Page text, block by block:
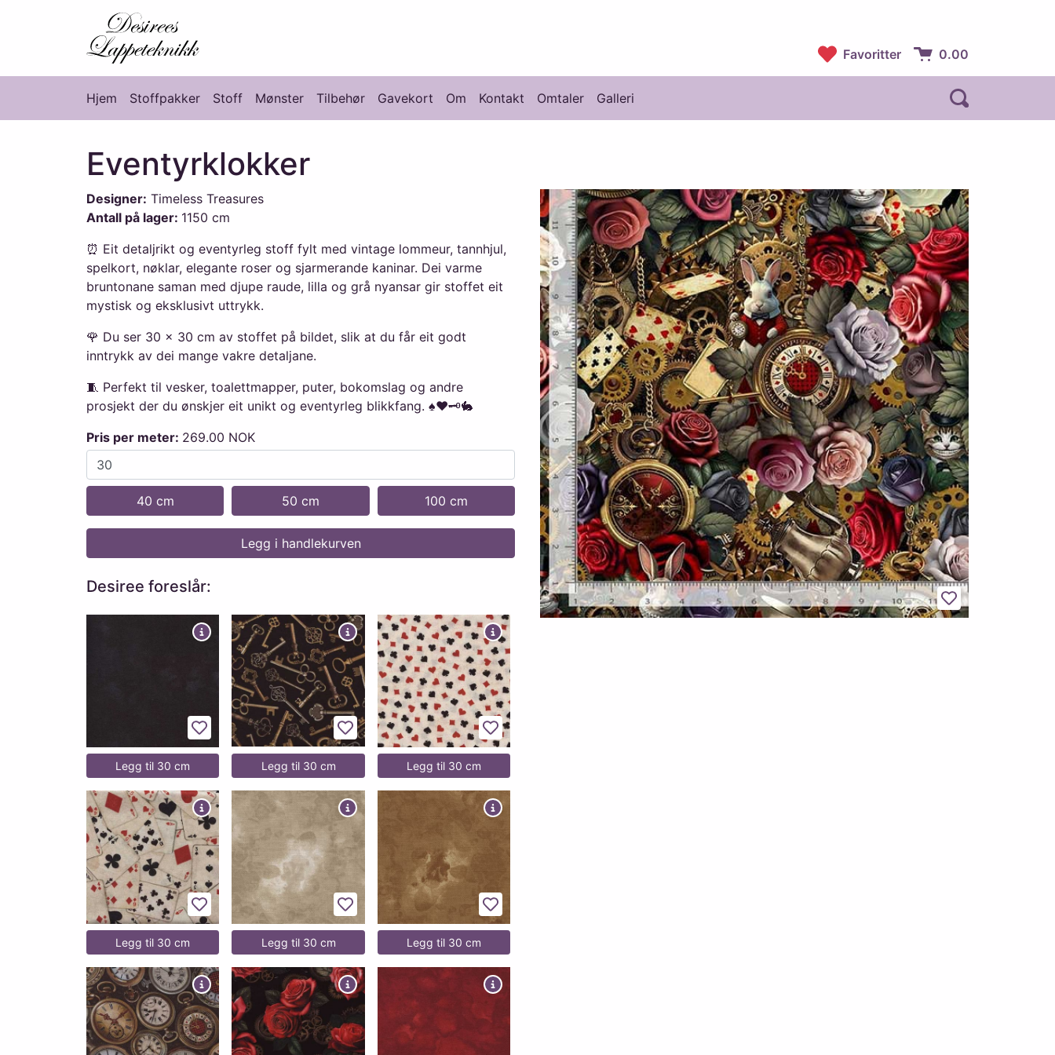
Desirees Lappeteknikk
Favoritter
Handlekurv:
0.00
Hovedmeny
Hjem Stoffpakker Stoff Mønster Tilbehør Gavekort Om Kontakt Omtaler Galleri
Eventyrklokker
Legg til favoritter
Designer: Timeless Treasures
Antall på lager: 1150 cm
⏰ Eit detaljrikt og eventyrleg stoff fylt med vintage lommeur, tannhjul,
spelkort, nøklar, elegante roser og sjarmerande kaninar. Dei varme
bruntonane saman med djupe raude, lilla og grå nyansar gir stoffet eit
mystisk og eksklusivt uttrykk.
🌹 Du ser 30 × 30 cm av stoffet på bildet, slik at du får eit godt
inntrykk av dei mange vakre detaljane.
🧵 Perfekt til vesker, toalettmapper, puter, bokomslag og andre
prosjekt der du ønskjer eit unikt og eventyrleg blikkfang. ♠️♥️🗝️🐇
Pris per meter: 269.00 NOK
40 cm 50 cm 100 cm
Legg i handlekurven
Desiree foreslår:
Legg til favoritter
Legg til 30 cm
Legg til favoritter
Legg til 30 cm
Legg til favoritter
Legg til 30 cm
Legg til favoritter
Legg til 30 cm
Legg til favoritter
Legg til 30 cm
Legg til favoritter
Legg til 30 cm